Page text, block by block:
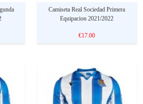
Camiseta Real Sociedad Primera
Equipacion 2021/2022
€17.00